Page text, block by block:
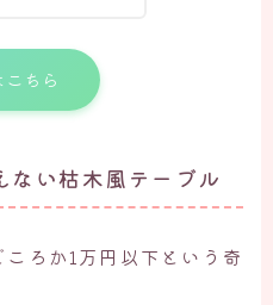
ちら
い枯木風テーブル
ろか1万円以下という奇